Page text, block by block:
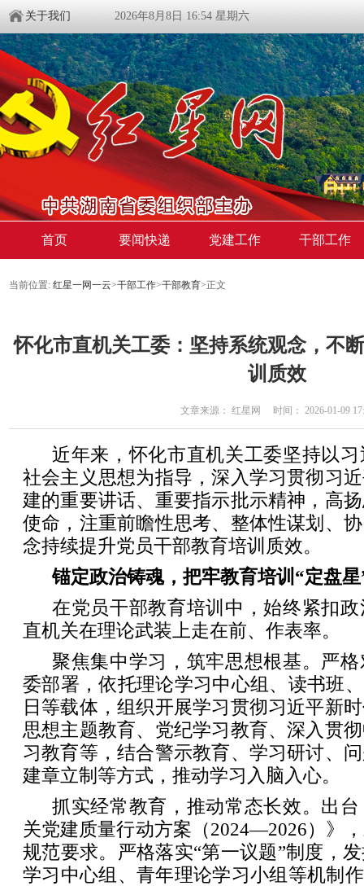
关于我们 2026年8月8日 16:54 星期六
首页 要闻快递 党建工作 干部工作
当前位置: 红星一网一云>干部工作>干部教育>正文
怀化市直机关工委：坚持系统观念，不
训质效
文章来源： 红星网 时间： 2026-01-09
近年来，怀化市直机关工委坚持以
社会主义思想为指导，深入学习贯彻习
建的重要讲话、重要指示批示精神，高
使命，注重前瞻性思考、整体性谋划、
念持续提升党员干部教育培训质效。
锚定政治铸魂，把牢教育培训“定盘星
在党员干部教育培训中，始终紧扣
直机关在理论武装上走在前、作表率。
聚焦集中学习，筑牢思想根基。严
委部署，依托理论学习中心组、读书班
日等载体，组织开展学习贯彻习近平新
思想主题教育、党纪学习教育、深入贯
习教育等，结合警示教育、学习研讨、
建章立制等方式，推动学习入脑入心。
抓实经常教育，推动常态长效。出
关党建质量行动方案（2024—2026）》
规范要求。严格落实“第一议题”制度，
学习中心组、青年理论学习小组等机制